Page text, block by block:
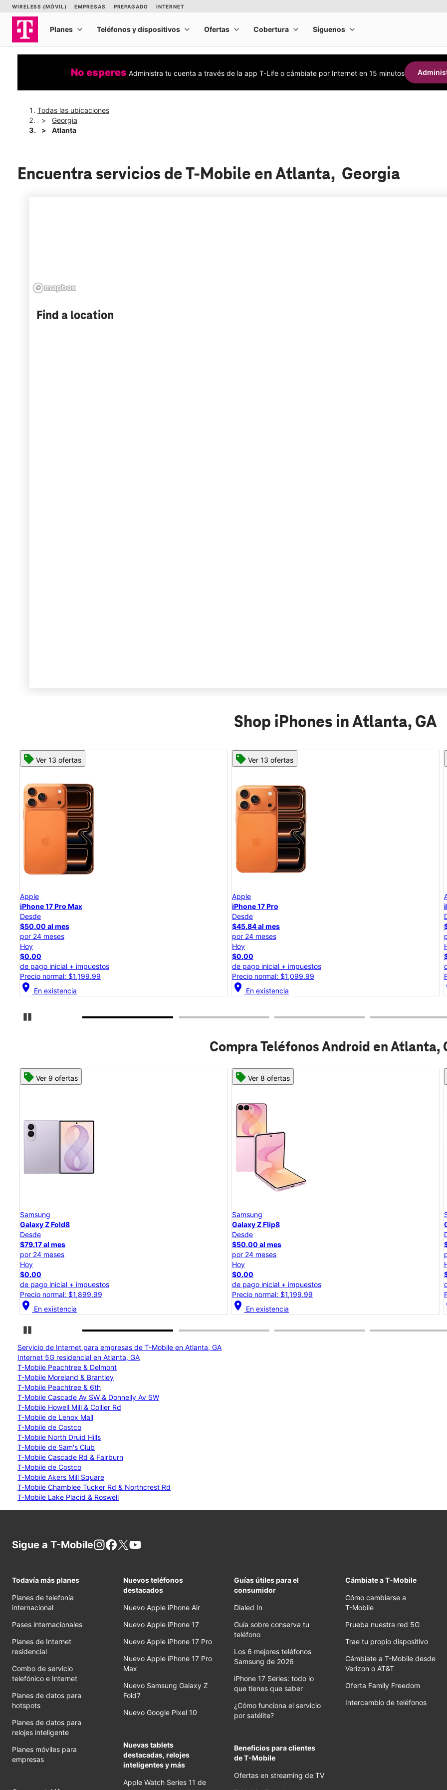
No esperes Administra tu cuenta a través de la app T-Life o cámbiate por Internet en 15 minutos
Todas las ubicaciones
Georgia
Atlanta
Encuentra servicios de T-Mobile en Atlanta, Georgia
Find a location
Shop iPhones in Atlanta, GA
Detener carrusel
Ver 13 ofertas
Apple
iPhone 17 Pro
Desde
$45.84 al mes
por 24 meses
Hoy
$0.00
de pago inicial + impuestos
Precio normal: $1,099.99
location_on En existencia
Ver 11 ofertas
Apple
iPhone 17e
Desde
$25.00 al mes
por 24 meses
Hoy
$0.00
de pago inicial + impuestos
Precio total: $599.99
location_on En existencia
Compra Teléfonos Android en Atlanta,
Detener carrusel
Ver 8 ofertas
Samsung
Galaxy Z Flip8
Desde
$50.00 al mes
por 24 meses
Hoy
$0.00
de pago inicial + impuestos
Precio normal: $1,199.99
location_on En existencia
Ver 6 ofertas
Samsung
Galaxy A57 5G
Desde
$25.00 al mes
por 24 meses
Hoy
$0.00
de pago inicial + impuestos
Precio total: $599.99
location_on En existencia
Servicio de Internet para empresas de T-Mobile en Atlanta, GA
Internet 5G residencial en Atlanta, GA
T-Mobile Peachtree & Delmont
T-Mobile Moreland & Brantley
T-Mobile Peachtree & 6th
T-Mobile Cascade Av SW & Donnelly Av SW
T-Mobile Howell Mill & Collier Rd
T-Mobile de Lenox Mall
T-Mobile de Costco
T-Mobile North Druid Hills
T-Mobile de Sam's Club
T-Mobile Cascade Rd & Fairburn
T-Mobile de Costco
T-Mobile Akers Mill Square
T-Mobile Chamblee Tucker Rd & Northcrest Rd
T-Mobile Lake Placid & Roswell